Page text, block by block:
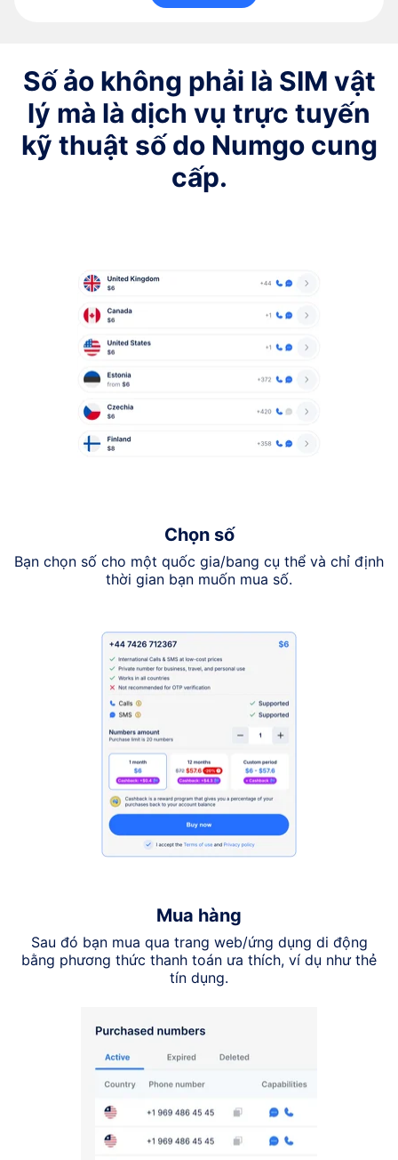
Số ảo không phải là SIM vật
lý mà là dịch vụ trực tuyến
kỹ thuật số do Numgo cung
cấp.
Chọn số
Bạn chọn số cho một quốc gia/bang cụ thể và chỉ định
thời gian bạn muốn mua số.
Mua hàng
Sau đó bạn mua qua trang web/ứng dụng di động
bằng phương thức thanh toán ưa thích, ví dụ như thẻ
tín dụng.